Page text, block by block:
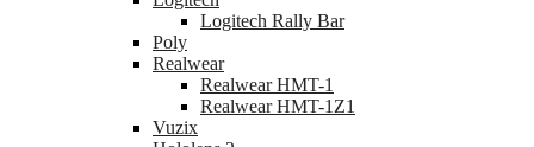
Logitech Rally Bar
Poly
Realwear
Realwear HMT-1
Realwear HMT-1Z1
Vuzix